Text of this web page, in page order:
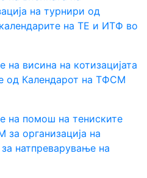
на турнири од
на ТЕ и ИТФ во
висина на котизацијата
од Календарот на ТФСМ
на помош на тениските
организација на
натпреварување на